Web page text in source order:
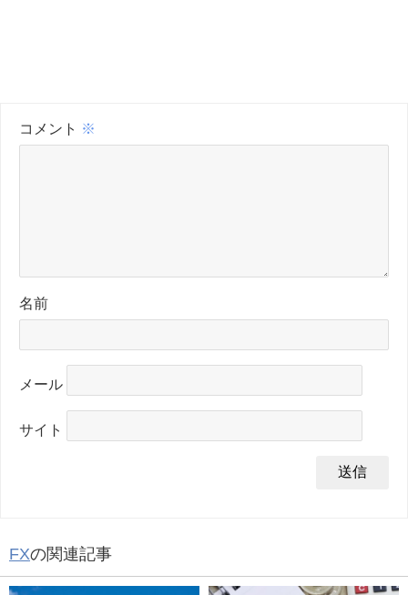
コメント ※
名前
メール
サイト
FXの関連記事